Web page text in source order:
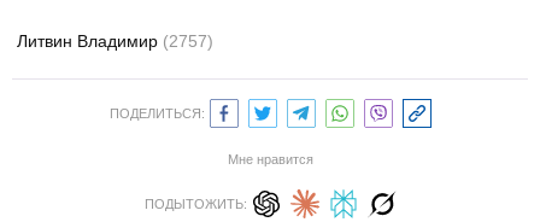
Литвин Владимир (2757)
ПОДЕЛИТЬСЯ:
Мне нравится
ПОДЫТОЖИТЬ: